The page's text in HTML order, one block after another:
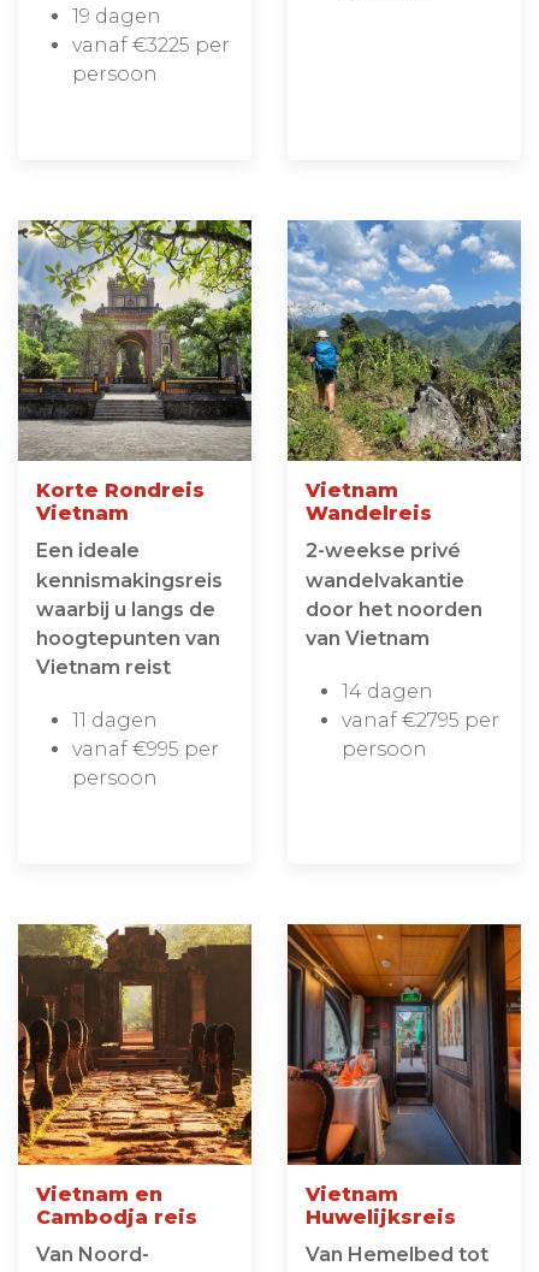
19 dagen
vanaf €3225 per
persoon
Korte Rondreis
Vietnam
Een ideale
kennismakingsreis
waarbij u langs de
hoogtepunten van
Vietnam reist
11 dagen
vanaf €995 per
persoon
Vietnam
Wandelreis
2-weekse privé
wandelvakantie
door het noorden
van Vietnam
14 dagen
vanaf €2795 per
persoon
Vietnam en
Cambodja reis
Van Noord-
Vietnam
Huwelijksreis
Van Hemelbed tot